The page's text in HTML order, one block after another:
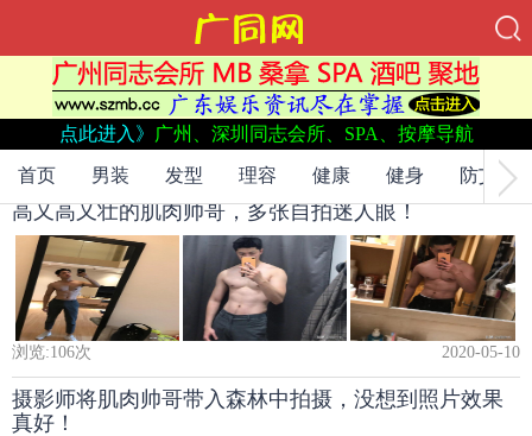
点此进入》 广州、深圳同志会所、SPA、按摩导航
首页 男装 发型 理容 健康 健身 防艾
当前位置：网站首页->
高又高又壮的肌肉帅哥，多张自拍迷人眼！
浏览:106次 2020-05-10
摄影师将肌肉帅哥带入森林中拍摄，没想到照片效果
真好！